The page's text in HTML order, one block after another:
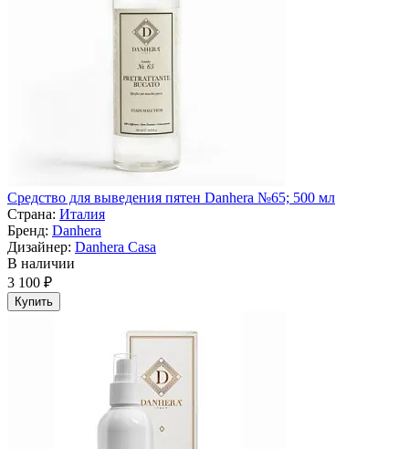
Средство для выведения пятен Danhera №65; 500 мл
Страна: Италия
Бренд: Danhera
Дизайнер: Danhera Casa
В наличии
3 100 ₽
Купить